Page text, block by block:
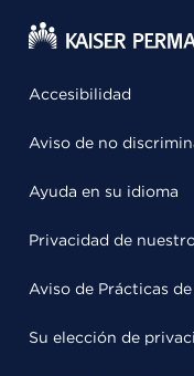
Accesibilidad
Aviso de no
Ayuda en su idioma
Privacidad de
Aviso de Prácticas
Su elección de